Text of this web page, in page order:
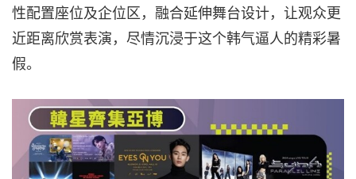
性配置座位及企位区，融合延伸舞台设计，让观众更
近距离欣赏表演，尽情沉浸于这个韩气逼人的精彩暑
假。